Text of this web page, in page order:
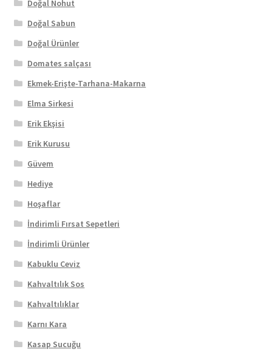
Doğal Nohut
Doğal Sabun
Doğal Ürünler
Domates salçası
Ekmek-Erişte-Tarhana-Makarna
Elma Sirkesi
Erik Ekşisi
Erik Kurusu
Güvem
Hediye
Hoşaflar
İndirimli Fırsat Sepetleri
İndirimli Ürünler
Kabuklu Ceviz
Kahvaltılık Sos
Kahvaltılıklar
Karnı Kara
Kasap Sucuğu